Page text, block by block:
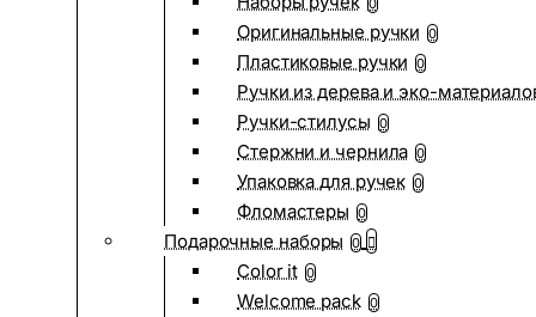
0
Оригинальные ручки 0
Пластиковые ручки 0
Ручки из дерева и эко-
Ручки-стилусы 0
Стержни и чернила 0
Упаковка для ручек 0
Фломастеры 0
Подарочные наборы 0
Color it 0
Welcome pack 0